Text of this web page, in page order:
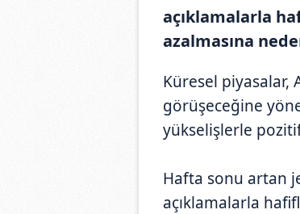
açıklamalarla
azalmasına
Küresel piyasalar,
görüşeceğine
yükselişlerle
Hafta sonu artan
açıklamalarla